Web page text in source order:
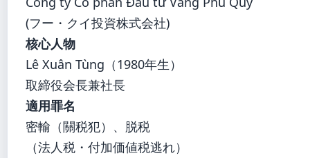
(フー・クイ投資株式会社)
核心人物
Lê Xuân Tùng（1980年生）
取締役会長兼社長
適用罪名
密輸（關税犯）、脱税
（法人税・付加価値税逃れ）